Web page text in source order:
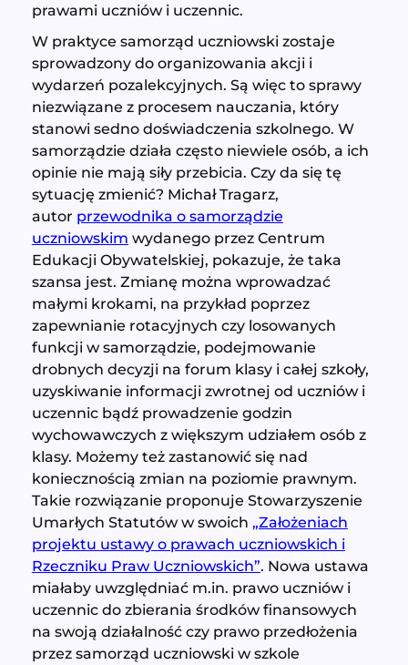
prawami uczniów i uczennic.
W praktyce samorząd uczniowski zostaje
sprowadzony do organizowania akcji i
wydarzeń pozalekcyjnych. Są więc to sprawy
niezwiązane z procesem nauczania, który
stanowi sedno doświadczenia szkolnego. W
samorządzie działa często niewiele osób, a ich
opinie nie mają siły przebicia. Czy da się tę
sytuację zmienić? Michał Tragarz,
autor przewodnika o samorządzie
uczniowskim wydanego przez Centrum
Edukacji Obywatelskiej, pokazuje, że taka
szansa jest. Zmianę można wprowadzać
małymi krokami, na przykład poprzez
zapewnianie rotacyjnych czy losowanych
funkcji w samorządzie, podejmowanie
drobnych decyzji na forum klasy i całej szkoły,
uzyskiwanie informacji zwrotnej od uczniów i
uczennic bądź prowadzenie godzin
wychowawczych z większym udziałem osób z
klasy. Możemy też zastanowić się nad
koniecznością zmian na poziomie prawnym.
Takie rozwiązanie proponuje Stowarzyszenie
Umarłych Statutów w swoich „Założeniach
projektu ustawy o prawach uczniowskich i
Rzeczniku Praw Uczniowskich”. Nowa ustawa
miałaby uwzględniać m.in. prawo uczniów i
uczennic do zbierania środków finansowych
na swoją działalność czy prawo przedłożenia
przez samorząd uczniowski w szkole